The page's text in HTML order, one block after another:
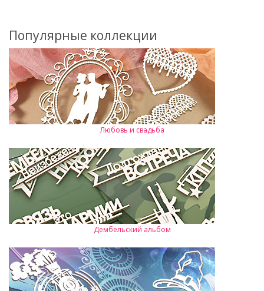
Популярные коллекции
Любовь и свадьба
Дембельский альбом